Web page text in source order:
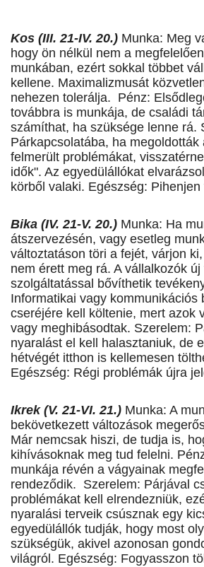
Kos (III. 21-IV. 20.) Munka: Meg
hogy ön nélkül nem a
munkában, ezért sokkal többet
kellene. Maximalizmusát
nehezen tolerálja. Pénz:
továbbra is munkája, de családi
számíthat, ha szüksége lenne rá.
Párkapcsolatába, ha megoldották
felmerült problémákat,
idők". Az egyedülállókat
körből valaki. Egészség: Pihenjen
Bika (IV. 21-V. 20.) Munka: Ha
átszervezésén, vagy esetleg
változtatáson töri a fejét, várjon
nem érett meg rá. A vállalkozók
szolgáltatással bővíthetik
Informatikai vagy kommunikációs
cseréjére kell költenie, mert azok
vagy meghibásodtak. Szerelem:
nyaralást el kell halasztaniuk, de
hétvégét itthon is kellemesen
Egészség: Régi problémák újra
Ikrek (V. 21-VI. 21.) Munka: A
bekövetkezett változások
Már nemcsak hiszi, de tudja is,
kihívásoknak meg tud felelni.
munkája révén a vágyainak
rendeződik. Szerelem: Párjával
problémákat kell elrendezniük,
nyaralási terveik csúsznak egy
egyedülállók tudják, hogy most
szükségük, akivel azonosan
világról. Egészség: Fogyasszon